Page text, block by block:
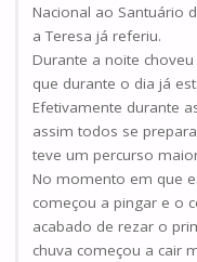
Nacional ao Santuário
a Teresa já referiu.
Durante a noite
que durante o dia já
Efetivamente durante
assim todos se
teve um percurso
No momento em que
começou a pingar e o
acabado de rezar o
chuva começou a cair